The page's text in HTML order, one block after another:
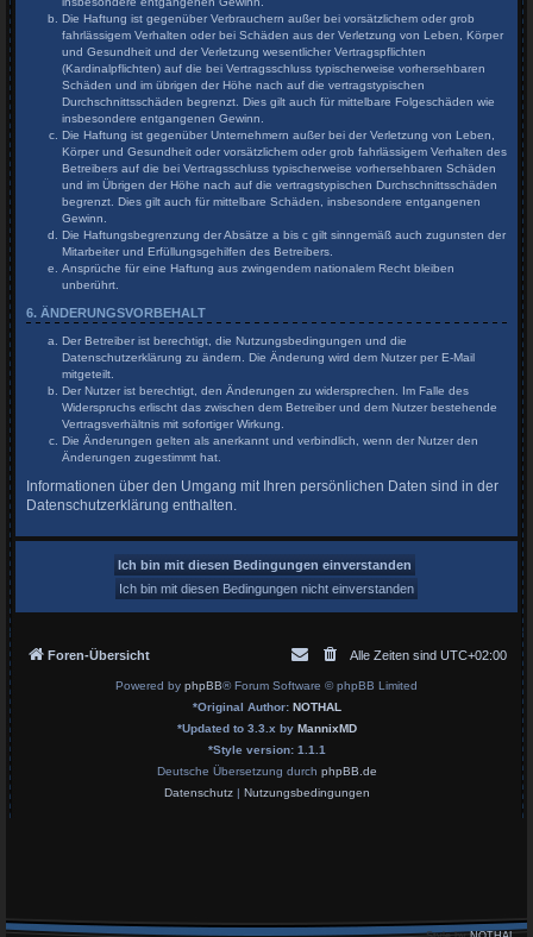
Die Haftung ist gegenüber Verbrauchern außer bei vorsätzlichem oder grob
fahrlässigem Verhalten oder bei Schäden aus der Verletzung von Leben, Körper
und Gesundheit und der Verletzung wesentlicher Vertragspflichten
(Kardinalpflichten) auf die bei Vertragsschluss typischerweise vorhersehbaren
Schäden und im übrigen der Höhe nach auf die vertragstypischen
Durchschnittsschäden begrenzt. Dies gilt auch für mittelbare Folgeschäden wie
insbesondere entgangenen Gewinn.
Die Haftung ist gegenüber Unternehmern außer bei der Verletzung von Leben,
Körper und Gesundheit oder vorsätzlichem oder grob fahrlässigem Verhalten des
Betreibers auf die bei Vertragsschluss typischerweise vorhersehbaren Schäden
und im Übrigen der Höhe nach auf die vertragstypischen Durchschnittsschäden
begrenzt. Dies gilt auch für mittelbare Schäden, insbesondere entgangenen
Gewinn.
Die Haftungsbegrenzung der Absätze a bis c gilt sinngemäß auch zugunsten der
Mitarbeiter und Erfüllungsgehilfen des Betreibers.
Ansprüche für eine Haftung aus zwingendem nationalem Recht bleiben
unberührt.
6. ÄNDERUNGSVORBEHALT
Der Betreiber ist berechtigt, die Nutzungsbedingungen und die
Datenschutzerklärung zu ändern. Die Änderung wird dem Nutzer per E-Mail
mitgeteilt.
Der Nutzer ist berechtigt, den Änderungen zu widersprechen. Im Falle des
Widerspruchs erlischt das zwischen dem Betreiber und dem Nutzer bestehende
Vertragsverhältnis mit sofortiger Wirkung.
Die Änderungen gelten als anerkannt und verbindlich, wenn der Nutzer den
Änderungen zugestimmt hat.
Informationen über den Umgang mit Ihren persönlichen Daten sind in der
Datenschutzerklärung enthalten.
Foren-Übersicht Alle Zeiten sind UTC+02:00
Powered by phpBB® Forum Software © phpBB Limited
*Original Author: NOTHAL
*Updated to 3.3.x by MannixMD
*Style version: 1.1.1
Deutsche Übersetzung durch phpBB.de
Datenschutz| Nutzungsbedingungen